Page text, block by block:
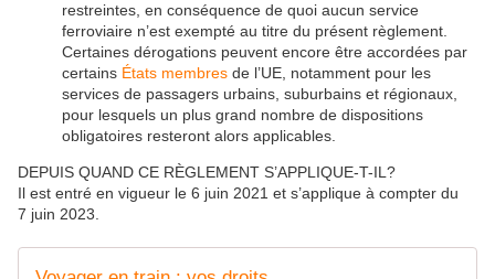
restreintes, en conséquence de quoi aucun service
ferroviaire n’est exempté au titre du présent règlement.
Certaines dérogations peuvent encore être accordées par
certains États membres de l’UE, notamment pour les
services de passagers urbains, suburbains et régionaux,
pour lesquels un plus grand nombre de dispositions
obligatoires resteront alors applicables.
DEPUIS QUAND CE RÈGLEMENT S’APPLIQUE-T-IL?
Il est entré en vigueur le 6 juin 2021 et s’applique à compter du
7 juin 2023.